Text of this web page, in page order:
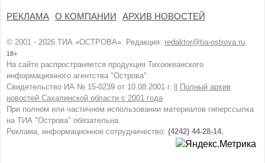
РЕКЛАМА О КОМПАНИИ АРХИВ НОВОСТЕЙ
© 2001 - 2026 ТИА «ОСТРОВА». Редакция: redaktor@tia-ostrova.ru.
18+
На сайте распространяется продукция Тихоокеанского
информационного агентства "Острова".
Свидетельство ИА № 15-0239 от 10.08.2001 г. ||
Полный архив
новостей Сахалинской области с 2001 года
При полном или частичном использовании материалов гиперссылка
на ТИА "Острова" обязательна.
Реклама, информационное сотрудничество: (4242) 44-28-14.